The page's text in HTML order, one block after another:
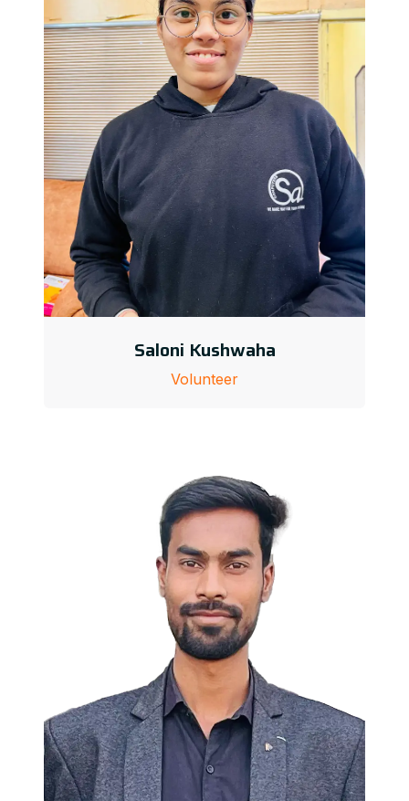
Saloni Kushwaha
Volunteer